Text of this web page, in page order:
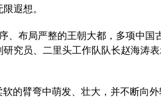
遐想。
、布局严整的王朝大都，多项中国
究员、二里头工作队队长赵海涛
的臂弯中萌发、壮大，并不断向外